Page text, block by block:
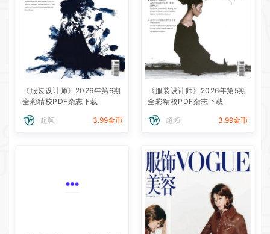
《服装设计师》2026年第6期
全彩精校PDF杂志下载
超频 3.99金币
《服装设计师》2026年第5期
全彩精校PDF杂志下载
超频 3.99金币